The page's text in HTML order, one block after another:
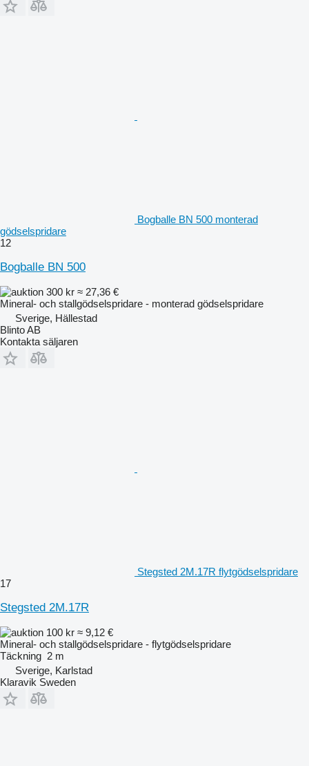
Bogballe BN 500 monterad
gödselspridare
12
Bogballe BN 500
300 kr ≈ 27,36 €
Mineral- och stallgödselspridare - monterad gödselspridare
Sverige, Hällestad
Blinto AB
Kontakta säljaren
Stegsted 2M.17R flytgödselspridare
17
Stegsted 2M.17R
100 kr ≈ 9,12 €
Mineral- och stallgödselspridare - flytgödselspridare
Täckning 2 m
Sverige, Karlstad
Klaravik Sweden